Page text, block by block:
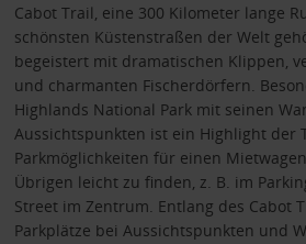
Cabot Trail, eine 300 Kilometer lange
schönsten Küstenstraßen der Welt
begeistert mit dramatischen Klippen,
und charmanten Fischerdörfern.
Highlands National Park mit seinen
Aussichtspunkten ist ein Highlight der
Parkmöglichkeiten für einen
Übrigen leicht zu finden, z. B. im
Street im Zentrum. Entlang des Cabot
Parkplätze bei Aussichtspunkten und